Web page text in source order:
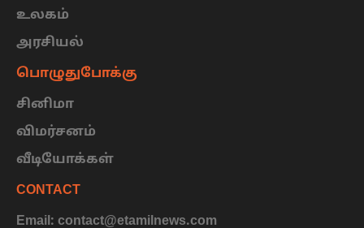
உலகம்
அரசியல்
பொழுதுபோக்கு
சினிமா
விமர்சனம்
வீடியோக்கள்
CONTACT
Email: contact@etamilnews.com